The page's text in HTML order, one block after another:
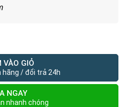
VÀO GIỎ
hãng / đổi trả 24h
NGAY
nhanh chóng